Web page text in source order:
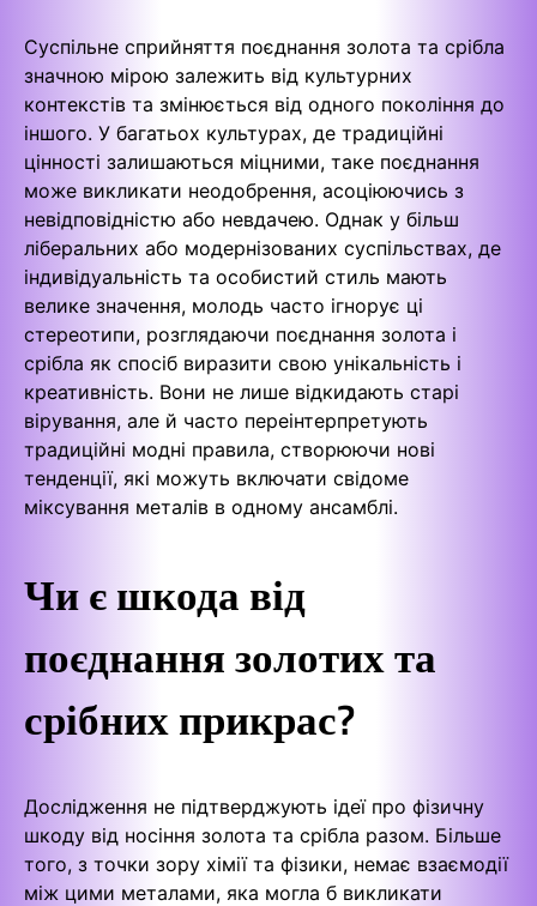
Суспільне сприйняття поєднання золота та срібла
значною мірою залежить від культурних
контекстів та змінюється від одного покоління до
іншого. У багатьох культурах, де традиційні
цінності залишаються міцними, таке поєднання
може викликати неодобрення, асоціюючись з
невідповідністю або невдачею. Однак у більш
ліберальних або модернізованих суспільствах, де
індивідуальність та особистий стиль мають
велике значення, молодь часто ігнорує ці
стереотипи, розглядаючи поєднання золота і
срібла як спосіб виразити свою унікальність і
креативність. Вони не лише відкидають старі
вірування, але й часто переінтерпретують
традиційні модні правила, створюючи нові
тенденції, які можуть включати свідоме
міксування металів в одному ансамблі.
Чи є шкода від
поєднання золотих та
срібних прикрас?
Дослідження не підтверджують ідеї про фізичну
шкоду від носіння золота та срібла разом. Більше
того, з точки зору хімії та фізики, немає взаємодії
між цими металами, яка могла б викликати